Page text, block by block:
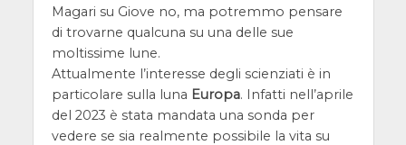
Magari su Giove no, ma potremmo pensare
di trovarne qualcuna su una delle sue
moltissime lune.
Attualmente l’interesse degli scienziati è in
particolare sulla luna Europa. Infatti nell’aprile
del 2023 è stata mandata una sonda per
vedere se sia realmente possibile la vita su